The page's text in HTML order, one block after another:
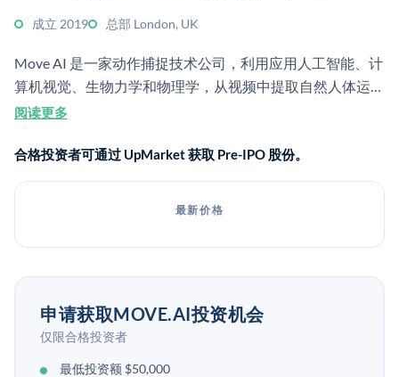
成立 2019 总部 London, UK
Move AI 是一家动作捕捉技术公司，利用应用人工智能、计
算机视觉、生物力学和物理学，从视频中提取自然人体运
动。该公司为私人持有，总部位于英国伦敦。
阅读更多
合格投资者可通过 UpMarket 获取 Pre-IPO 股份。
最新价格
申请获取MOVE.AI投资机会
仅限合格投资者
最低投资额 $50,000